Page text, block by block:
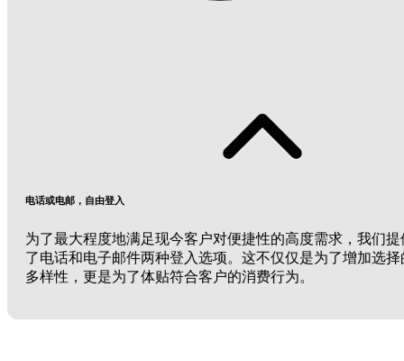
电话或电邮，自由登入
为了最大程度地满足现今客户对便捷性的高度需求，我们提
了电话和电子邮件两种登入选项。这不仅仅是为了增加选择
多样性，更是为了体贴符合客户的消费行为。